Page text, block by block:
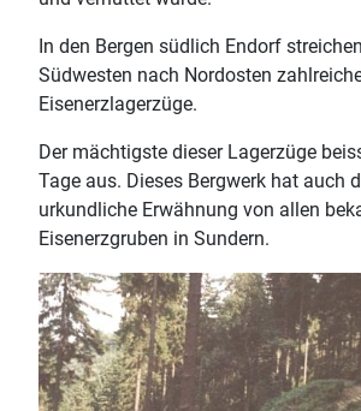
In den Bergen südlich Endorf
Südwesten nach Nordosten
Eisenerzlagerzüge.
Der mächtigste dieser Lagerzüge
Tage aus. Dieses Bergwerk hat auch
urkundliche Erwähnung von allen
Eisenerzgruben in Sundern.